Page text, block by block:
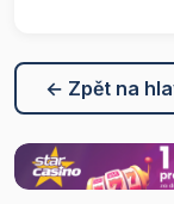
← Zpět na